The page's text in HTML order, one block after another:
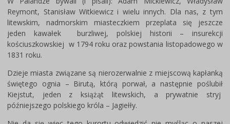
Reymont, Stanisław Witkiewicz i wielu innych. Dla nas, z tym
litewskim, nadmorskim miasteczkiem przeplata się jeszcze
jeden kawałek burzliwej, polskiej historii – insurekcji
kościuszkowskiej w 1794 roku oraz powstania listopadowego w
1831 roku.
Dzieje miasta związane są nierozerwalnie z miejscową kapłanką
świętego ognia – Birutą, którą porwał, a następnie poślubił
Kiejstut, jeden z książąt litewskich, a prywatnie stryj
późniejszego polskiego króla – Jagiełły.